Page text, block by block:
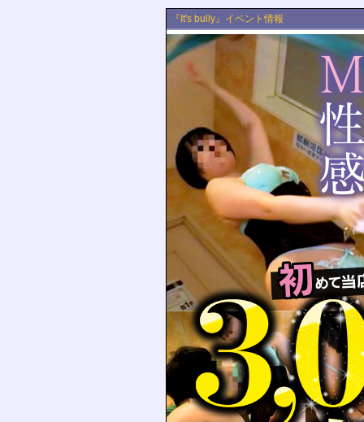
『It's bully』イベント情報